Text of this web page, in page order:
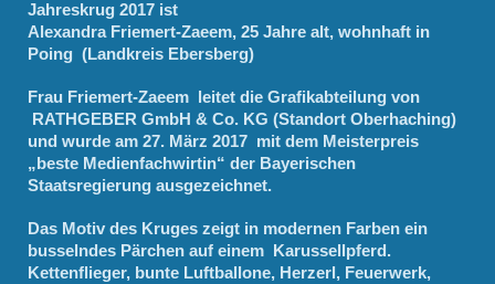
Jahreskrug 2017 ist
Alexandra Friemert-Zaeem, 25 Jahre alt, wohnhaft in
Poing (Landkreis Ebersberg)
Frau Friemert-Zaeem leitet die Grafikabteilung von
RATHGEBER GmbH & Co. KG (Standort Oberhaching)
und wurde am 27. März 2017 mit dem Meisterpreis
„beste Medienfachwirtin“ der Bayerischen
Staatsregierung ausgezeichnet.
Das Motiv des Kruges zeigt in modernen Farben ein
busselndes Pärchen auf einem Karussellpferd.
Kettenflieger, bunte Luftballone, Herzerl, Feuerwerk,